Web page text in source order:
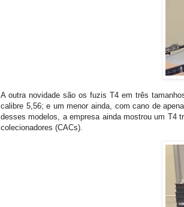
A outra novidade são os fuzis T4 em três
calibre 5,56; e um menor ainda, com cano de
desses modelos, a empresa ainda mostrou um T4
colecionadores (CACs).